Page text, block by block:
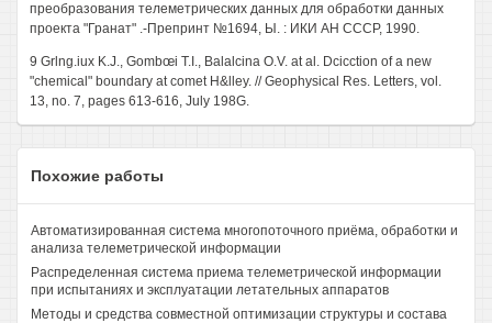
преобразования телеметрических данных для обработки данных
проекта "Гранат" .-Препринт №1694, Ы. : ИКИ АН СССР, 1990.
9 Grlng.iux K.J., Gombœi T.I., Balalcina O.V. at al. Dcicction of a new
"chemical" boundary at comet H&lley. // Geophysical Res. Letters, vol.
13, no. 7, pages 613-616, July 198G.
Похожие работы
Автоматизированная система многопоточного приёма, обработки и
анализа телеметрической информации
Распределенная система приема телеметрической информации
при испытаниях и эксплуатации летательных аппаратов
Методы и средства совместной оптимизации структуры и состава